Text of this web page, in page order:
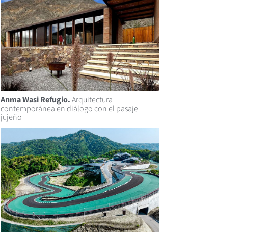
Anma Wasi Refugio.Arquitectura
contemporánea en diálogo con el pasaje
jujeño